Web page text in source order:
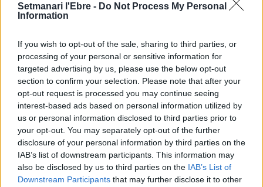
Setmanari l'Ebre - Do Not Process My Personal
Information
If you wish to opt-out of the sale, sharing to third parties, or
processing of your personal or sensitive information for
targeted advertising by us, please use the below opt-out
section to confirm your selection. Please note that after your
opt-out request is processed you may continue seeing
interest-based ads based on personal information utilized by
us or personal information disclosed to third parties prior to
your opt-out. You may separately opt-out of the further
disclosure of your personal information by third parties on the
IAB’s list of downstream participants. This information may
also be disclosed by us to third parties on the IAB’s List of
Downstream Participants that may further disclose it to other
Esports
El CH Amposta Lagrama no passa de
l’empat en el primer partit davant la seua
afició amb el recent ascendit Levante
26 de setembre de 2021